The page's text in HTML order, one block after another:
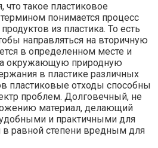
что такое пластиковое
понимается процесс
из пластика. То есть
направляться на вторичную
в определенном месте и
окружающую природную
в пластике различных
пластиковые отходы способны
проблем. Долговечный, не
материал, делающий
удобными и практичными для
в равной степени вредным для